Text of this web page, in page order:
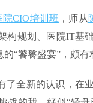
院CIO培训班 ，师从
规划、医院IT基
“饕餮盛宴”，颇有
了全新的认识，在